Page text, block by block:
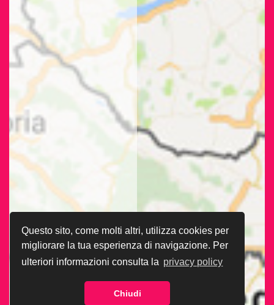
Questo sito, come molti altri, utilizza cookies per
migliorare la tua esperienza di navigazione. Per
ulteriori informazioni consulta la privacy policy
Chiudi